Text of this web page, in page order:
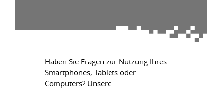
Haben Sie Fragen zur Nutzung Ihres
Smartphones, Tablets oder
Computers? Unsere